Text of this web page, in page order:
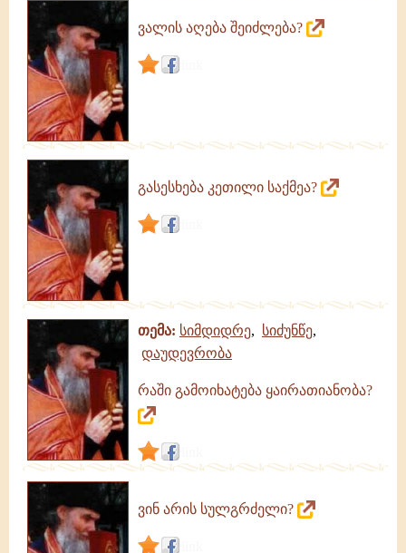
ვალის აღება შეიძლება?
გასესხება კეთილი საქმეა?
თემა: სიმდიდრე, სიძუნწე,
დაუდევრობა
რაში გამოიხატება ყაირათიანობა?
ვინ არის სულგრძელი?